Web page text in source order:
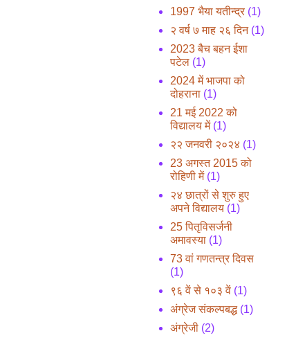
1997 भैया यतीन्द्र (1)
२ वर्ष ७ माह २६ दिन (1)
2023 बैच बहन ईशा
पटेल (1)
2024 में भाजपा को
दोहराना (1)
21 मई 2022 को
विद्यालय में (1)
२२ जनवरी २०२४ (1)
23 अगस्त 2015 को
रोहिणी में (1)
२४ छात्रों से शुरु हुए
अपने विद्यालय (1)
25 पितृविसर्जनी
अमावस्या (1)
73 वां गणतन्त्र दिवस
(1)
९६ वें से १०३ वें (1)
अंग्रेज संकल्पबद्ध (1)
अंग्रेजी (2)